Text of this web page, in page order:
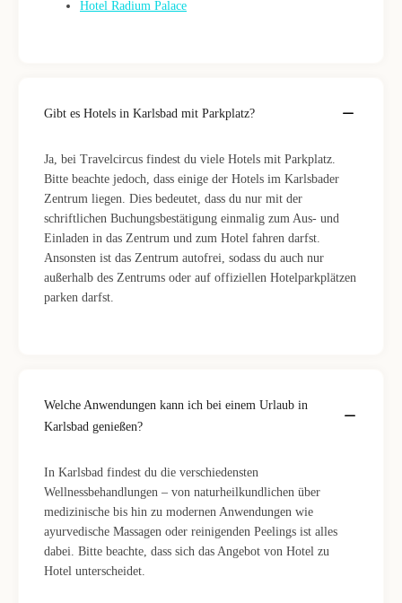
Hotel Radium Palace
Gibt es Hotels in Karlsbad mit Parkplatz?
Ja, bei Travelcircus findest du viele Hotels mit Parkplatz.
Bitte beachte jedoch, dass einige der Hotels im Karlsbader
Zentrum liegen. Dies bedeutet, dass du nur mit der
schriftlichen Buchungsbestätigung einmalig zum Aus- und
Einladen in das Zentrum und zum Hotel fahren darfst.
Ansonsten ist das Zentrum autofrei, sodass du auch nur
außerhalb des Zentrums oder auf offiziellen Hotelparkplätzen
parken darfst.
Welche Anwendungen kann ich bei einem Urlaub in
Karlsbad genießen?
In Karlsbad findest du die verschiedensten
Wellnessbehandlungen – von naturheilkundlichen über
medizinische bis hin zu modernen Anwendungen wie
ayurvedische Massagen oder reinigenden Peelings ist alles
dabei. Bitte beachte, dass sich das Angebot von Hotel zu
Hotel unterscheidet.